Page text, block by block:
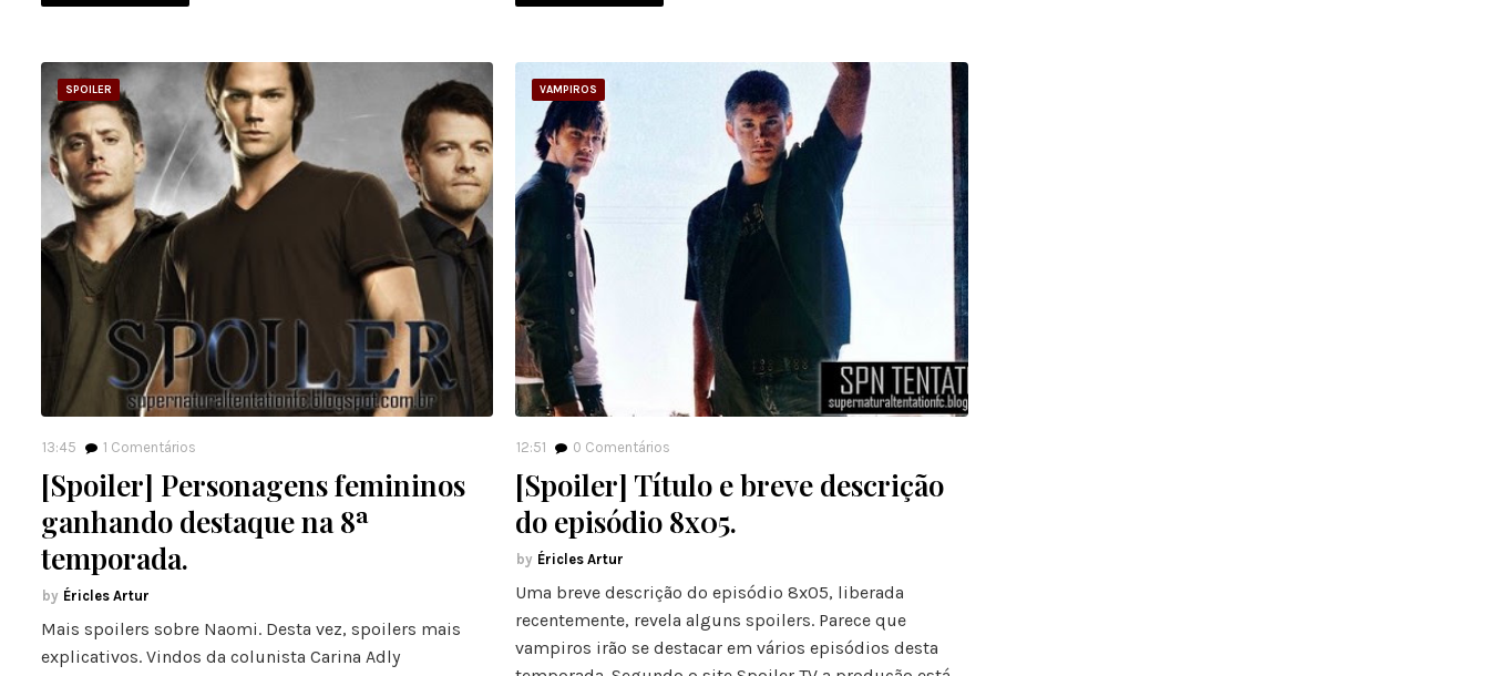
SPOILER
13:45 1 Comentários
[Spoiler] Personagens femininos
ganhando destaque na 8ª
temporada.
Éricles Artur
Mais spoilers sobre Naomi. Desta vez, spoilers mais
explicativos. Vindos da colunista Carina Adly
VAMPIROS
12:51 0 Comentários
[Spoiler] Título e breve descrição
do episódio 8x05.
Éricles Artur
Uma breve descrição do episódio 8x05, liberada
recentemente, revela alguns spoilers. Parece que
vampiros irão se destacar em vários episódios desta